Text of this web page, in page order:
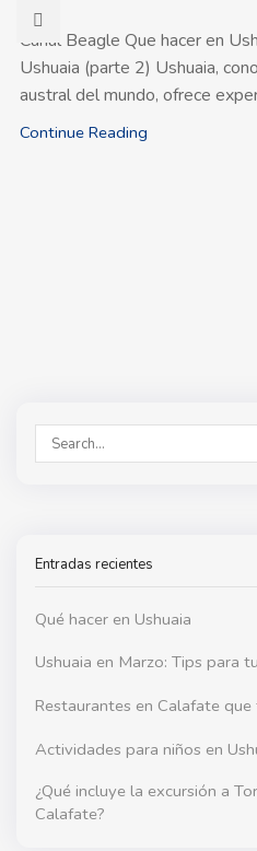
Canal Beagle Que hacer en
Ushuaia (parte 2) Ushuaia,
austral del mundo, ofrece
Continue Reading
Entradas recientes
Qué hacer en Ushuaia
Ushuaia en Marzo: Tips para
Restaurantes en Calafate
Actividades para niños en
¿Qué incluye la excursión a
Calafate?